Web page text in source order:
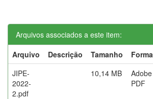
Arquivos associados a este item:
Arquivo
Descrição Tamanho
JIPE-
2022-
2.pdf
10,14 MB
Adobe
PDF